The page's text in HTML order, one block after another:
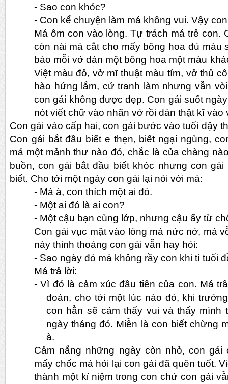
- Sao con khóc?
- Con kể chuyện làm má không vui. Vậy
Má ôm con vào lòng. Tự trách má trẻ con.
còn nài má cắt cho mấy bông hoa đủ màu
bảo mỗi vở dán một bông hoa một màu
Việt màu đỏ, vở mĩ thuật màu tím, vở thủ
hào hứng lắm, cứ tranh làm nhưng vẫn
con gái không được đẹp. Con gái suốt
nót viết chữ vào nhãn vở rồi dán thật kĩ vào
Con gái vào cấp hai, con gái bước vào tuổi dậy
Con gái bắt đầu biết e thẹn, biết ngại ngùng,
má một mảnh thư nào đó, chắc là của chàng
buồn, con gái bắt đầu biết khóc nhưng con
biết. Cho tới một ngày con gái lại nói với má:
- Má à, con thích một ai đó.
- Một ai đó là ai con?
- Một cậu bạn cùng lớp, nhưng cậu ấy từ
Con gái vục mặt vào lòng má nức nở, má
này thỉnh thoảng con gái vẫn hay hỏi:
- Sao ngày đó má không rầy con khi tí tuổi
Má trả lời:
-Vì đó là cảm xúc đầu tiên của con. Má
đoán, cho tới một lúc nào đó, khi
con hẳn sẽ cảm thấy vui và thấy mình
ngày tháng đó. Miễn là con biết chừng
à.
Cảm nắng những ngày còn nhỏ, con gái
mấy chốc má hỏi lại con gái đã quên tuốt.
thành một kỉ niệm trong con chứ con gái